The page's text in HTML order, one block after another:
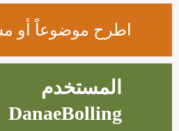
اطرح موضوعاً أو
المستخدم
DanaeBolling